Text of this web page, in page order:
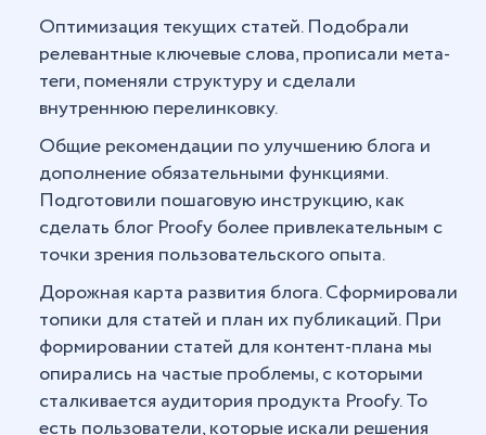
Оптимизация текущих статей. Подобрали
релевантные ключевые слова, прописали мета-
теги, поменяли структуру и сделали
внутреннюю перелинковку.
Общие рекомендации по улучшению блога и
дополнение обязательными функциями.
Подготовили пошаговую инструкцию, как
сделать блог Proofy более привлекательным с
точки зрения пользовательского опыта.
Дорожная карта развития блога. Сформировали
топики для статей и план их публикаций. При
формировании статей для контент-плана мы
опирались на частые проблемы, с которыми
сталкивается аудитория продукта Proofy. То
есть пользователи, которые искали решения